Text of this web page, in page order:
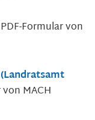
PDF-Formular von
MACH